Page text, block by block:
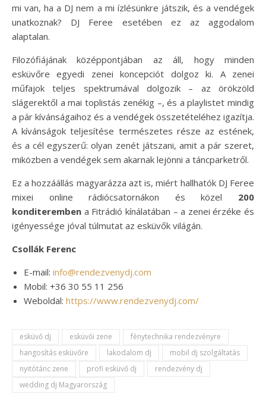
mi van, ha a DJ nem a mi ízlésünkre játszik, és a vendégek
unatkoznak? DJ Feree esetében ez az aggodalom
alaptalan.
Filozófiájának középpontjában az áll, hogy minden
esküvőre egyedi zenei koncepciót dolgoz ki. A zenei
műfajok teljes spektrumával dolgozik – az örökzöld
slágerektől a mai toplistás zenékig –, és a playlistet mindig
a pár kívánságaihoz és a vendégek összetételéhez igazítja.
A kívánságok teljesítése természetes része az estének,
és a cél egyszerű: olyan zenét játszani, amit a pár szeret,
miközben a vendégek sem akarnak lejönni a táncparketről.
Ez a hozzáállás magyarázza azt is, miért hallhatók DJ Feree
mixei online rádiócsatornákon és közel 200
konditeremben a Fitrádió kínálatában – a zenei érzéke és
igényessége jóval túlmutat az esküvők világán.
Csollák Ferenc
E-mail: info@rendezvenydj.com
Mobil: +36 30 55 11 256
Weboldal: https://www.rendezvenydj.com/
esküvő dj esküvői zene
fénytechnika rendezvényre
hangosítás esküvőre
lakodalom dj
mobil dj szolgáltatás
nyitótánc zene
profi esküvő dj
rendezvény dj
wedding dj Magyarország